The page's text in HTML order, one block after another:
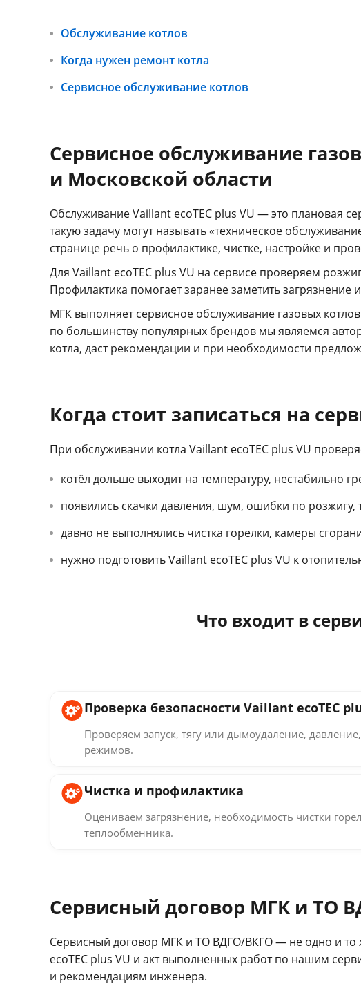
Обслуживание котлов
Когда нужен ремонт котла
Сервисное обслуживание котлов
Сервисное обслуживание
и Московской области
Обслуживание Vaillant ecoTEC plus VU — это плановая
такую задачу могут называть «техническое
странице речь о профилактике, чистке, настройке и
Для Vaillant ecoTEC plus VU на сервисе проверяем
Профилактика помогает заранее заметить загрязнение
МГК выполняет сервисное обслуживание газовых
по большинству популярных брендов мы являемся
котла, даст рекомендации и при необходимости
Когда стоит записаться на
При обслуживании котла Vaillant ecoTEC plus VU
котёл дольше выходит на температуру, нестабильно
появились скачки давления, шум, ошибки по розжигу,
давно не выполнялись чистка горелки, камеры
нужно подготовить Vaillant ecoTEC plus VU к
Что входит в
Проверка безопасности Vaillant ecoTEC
Проверяем запуск, тягу или дымоудаление,
режимов.
Чистка и профилактика
Оцениваем загрязнение, необходимость чистки
теплообменника.
Сервисный договор МГК и ТО
Сервисный договор МГК и ТО ВДГО/ВКГО — не одно и
ecoTEC plus VU и акт выполненных работ по нашим
и рекомендациям инженера.